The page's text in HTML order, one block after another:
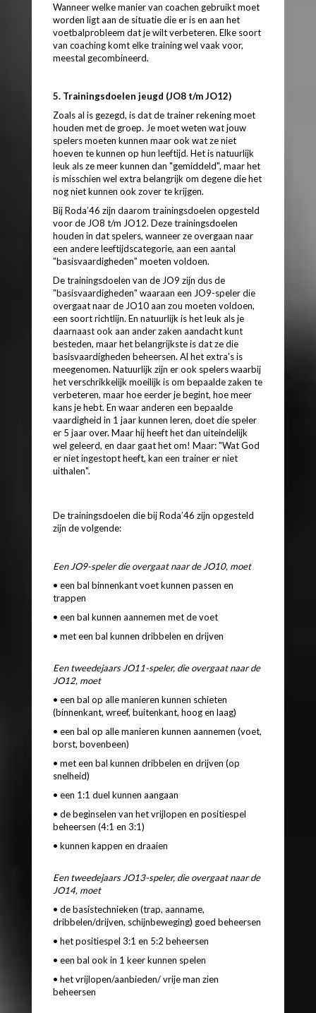
Wanneer welke manier van coachen gebruikt moet
worden ligt aan de situatie die er is en aan het
voetbalprobleem dat je wilt verbeteren. Elke soort
van coaching komt elke training wel vaak voor,
meestal gecombineerd.
5. Trainingsdoelen jeugd (JO8 t/m JO12)
Zoals al is gezegd, is dat de trainer rekening moet
houden met de groep. Je moet weten wat jouw
spelers moeten kunnen maar ook wat ze niet
hoeven te kunnen op hun leeftijd. Het is natuurlijk
leuk als ze meer kunnen dan "gemiddeld", maar het
is misschien wel extra belangrijk om degene die het
nog niet kunnen ook zover te krijgen.
Bij Roda’46 zijn daarom trainingsdoelen opgesteld
voor de JO8 t/m JO12. Deze trainingsdoelen
houden in dat spelers, wanneer ze overgaan naar
een andere leeftijdscategorie, aan een aantal
"basisvaardigheden" moeten voldoen.
De trainingsdoelen van de JO9 zijn dus de
"basisvaardigheden" waaraan een JO9-speler die
overgaat naar de JO10 aan zou moeten voldoen,
een soort richtlijn. En natuurlijk is het leuk als je
daarnaast ook aan ander zaken aandacht kunt
besteden, maar het belangrijkste is dat ze die
basisvaardigheden beheersen. Al het extra's is
meegenomen. Natuurlijk zijn er ook spelers waarbij
het verschrikkelijk moeilijk is om bepaalde zaken te
verbeteren, maar hoe eerder je begint, hoe meer
kans je hebt. En waar anderen een bepaalde
vaardigheid in 1 jaar kunnen leren, doet die speler
er 5 jaar over. Maar hij heeft het dan uiteindelijk
wel geleerd, en daar gaat het om! Maar: "Wat God
er niet ingestopt heeft, kan een trainer er niet
uithalen".
De trainingsdoelen die bij Roda’46 zijn opgesteld
zijn de volgende:
Een JO9-speler die overgaat naar de JO10, moet
• een bal binnenkant voet kunnen passen en
trappen
• een bal kunnen aannemen met de voet
• met een bal kunnen dribbelen en drijven
Een tweedejaars JO11-speler, die overgaat naar de
JO12, moet
• een bal op alle manieren kunnen schieten
(binnenkant, wreef, buitenkant, hoog en laag)
• een bal op alle manieren kunnen aannemen (voet,
borst, bovenbeen)
• met een bal kunnen dribbelen en drijven (op
snelheid)
• een 1:1 duel kunnen aangaan
• de beginselen van het vrijlopen en positiespel
beheersen (4:1 en 3:1)
• kunnen kappen en draaien
Een tweedejaars JO13-speler, die overgaat naar de
JO14, moet
• de basistechnieken (trap, aanname,
dribbelen/drijven, schijnbeweging) goed beheersen
• het positiespel 3:1 en 5:2 beheersen
• een bal ook in 1 keer kunnen spelen
• het vrijlopen/aanbieden/ vrije man zien
beheersen